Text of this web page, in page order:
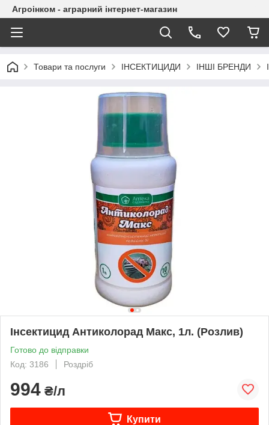
Агроінком - аграрний інтернет-магазин
Товари та послуги ІНСЕКТИЦИДИ ІНШІ БРЕНДИ
Інсектицид Антиколорад Макс, 1л. (Розлив)
Готово до відправки
Код: 3186
Роздріб
994 ₴/л
Купити